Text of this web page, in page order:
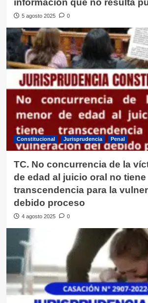
información que no resulta
5 agosto 2025 0
Constitucional Jurisprudencia Penal
TC. No concurrencia de la
de edad al juicio oral no tiene
transcendencia para la
debido proceso
4 agosto 2025 0